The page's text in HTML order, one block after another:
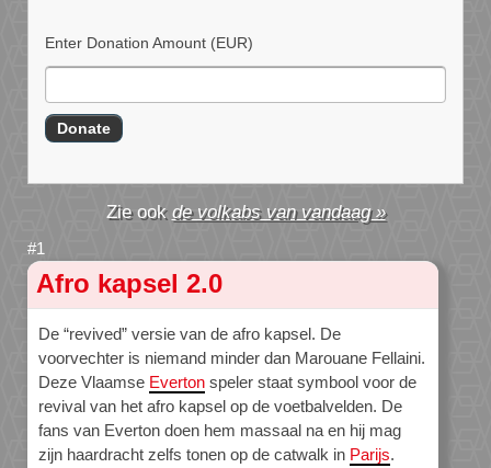
Enter Donation Amount (EUR)
de volkabs van vandaag »
Afro kapsel 2.0
De “revived” versie van de afro kapsel. De
voorvechter is niemand minder dan Marouane Fellaini.
Deze Vlaamse Everton speler staat symbool voor de
revival van het afro kapsel op de voetbalvelden. De
fans van Everton doen hem massaal na en hij mag
zijn haardracht zelfs tonen op de catwalk in Parijs.